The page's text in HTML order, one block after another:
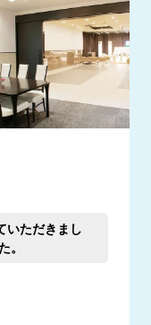
いただきまし
。